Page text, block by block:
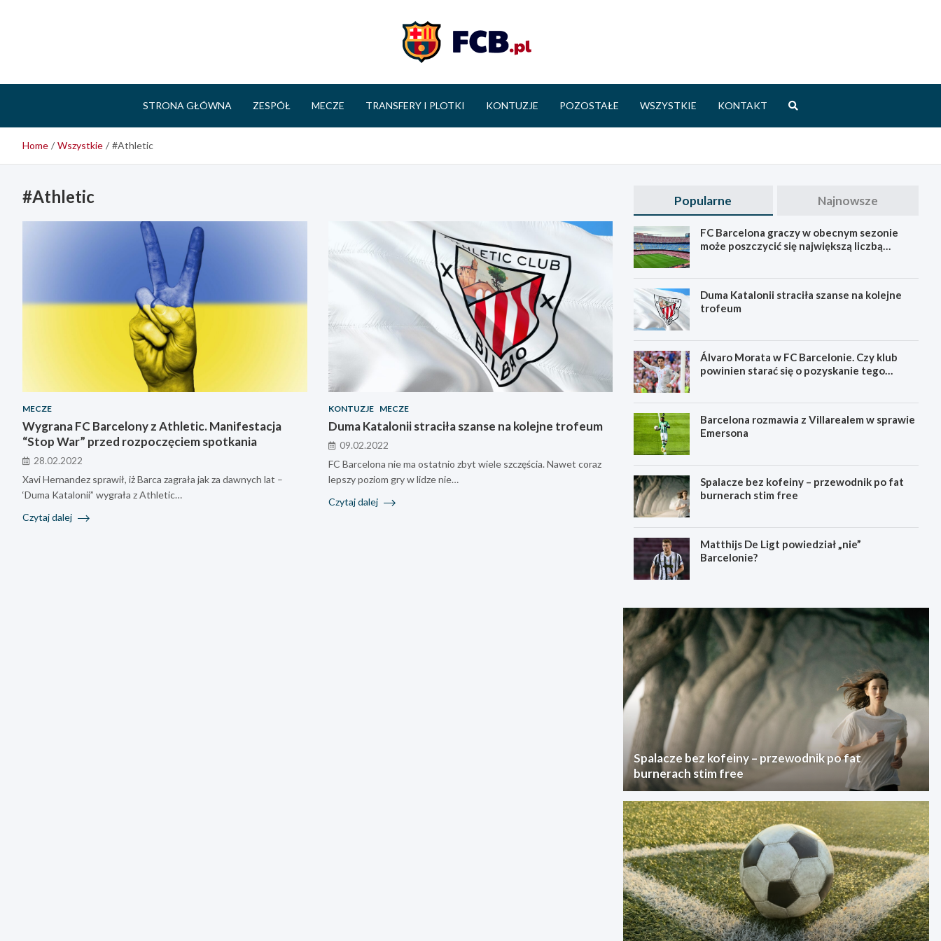
STRONA GŁÓWNA ZESPÓŁ MECZE TRANSFERY I PLOTKI KONTUZJE POZOSTAŁE WSZYSTKIE KONTAKT
Home Wszystkie #Athletic
#Athletic
MECZE
Wygrana FC Barcelony z Athletic. Manifestacja
“Stop War” przed rozpoczęciem spotkania
28.02.2022
Xavi Hernandez sprawił, iż Barca zagrała jak za dawnych lat –
‘Duma Katalonii” wygrała z Athletic…
Czytaj dalej
KONTUZJE MECZE
Duma Katalonii straciła szanse na kolejne trofeum
09.02.2022
FC Barcelona nie ma ostatnio zbyt wiele szczęścia. Nawet coraz
lepszy poziom gry w lidze nie…
Czytaj dalej
Popularne Najnowsze
FC Barcelona graczy w obecnym sezonie
może poszczycić się największą liczbą
Duma Katalonii straciła szanse na kolejne
trofeum
Álvaro Morata w FC Barcelonie. Czy klub
powinien starać się o pozyskanie tego
Barcelona rozmawia z Villarealem w sprawie
Emersona
Spalacze bez kofeiny – przewodnik po fat
burnerach stim free
Matthijs De Ligt powiedział „nie”
Barcelonie?
Spalacze bez kofeiny – przewodnik po fat
burnerach stim free